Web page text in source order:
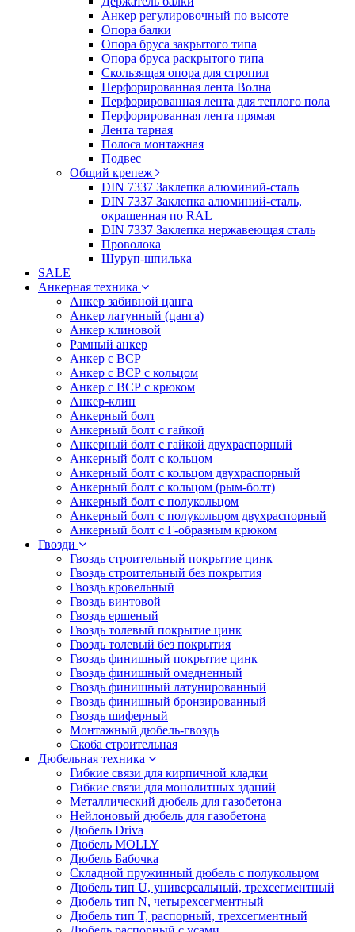
Анкер регулировочный по высоте
Опора балки
Опора бруса закрытого типа
Опора бруса раскрытого типа
Скользящая опора для стропил
Перфорированная лента Волна
Перфорированная лента для теплого пола
Перфорированная лента прямая
Лента тарная
Полоса монтажная
Подвес
Общий крепеж
DIN 7337 Заклепка алюминий-сталь
DIN 7337 Заклепка алюминий-сталь,
окрашенная по RAL
DIN 7337 Заклепка нержавеющая сталь
Проволока
Шуруп-шпилька
SALE
Анкерная техника
Анкер забивной цанга
Анкер латунный (цанга)
Анкер клиновой
Рамный анкер
Анкер с ВСР
Анкер с ВСР с кольцом
Анкер с ВСР с крюком
Анкер-клин
Анкерный болт
Анкерный болт с гайкой
Анкерный болт с гайкой двухраспорный
Анкерный болт с кольцом
Анкерный болт с кольцом двухраспорный
Анкерный болт с кольцом (рым-болт)
Анкерный болт с полукольцом
Анкерный болт с полукольцом двухраспорный
Анкерный болт с Г-образным крюком
Гвозди
Гвоздь строительный покрытие цинк
Гвоздь строительный без покрытия
Гвоздь кровельный
Гвоздь винтовой
Гвоздь ершеный
Гвоздь толевый покрытие цинк
Гвоздь толевый без покрытия
Гвоздь финишный покрытие цинк
Гвоздь финишный омедненный
Гвоздь финишный латунированный
Гвоздь финишный бронзированный
Гвоздь шиферный
Монтажный дюбель-гвоздь
Скоба строительная
Дюбельная техника
Гибкие связи для кирпичной кладки
Гибкие связи для монолитных зданий
Металлический дюбель для газобетона
Нейлоновый дюбель для газобетона
Дюбель Driva
Дюбель MOLLY
Дюбель Бабочка
Складной пружинный дюбель с полукольцом
Дюбель тип U, универсальный, трехсегментный
Дюбель тип N, четырехсегментный
Дюбель тип T, распорный, трехсегментный